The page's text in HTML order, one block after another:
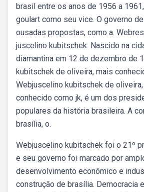
brasil entre os anos de 1956 a
goulart como seu vice. O governo
ousadas propostas, como a.
juscelino kubitschek. Nascido na
diamantina em 12 de dezembro de
kubitschek de oliveira, mais
Webjuscelino kubitschek de
conhecido como jk, é um dos
populares da história brasileira. A
brasília, o.
Webjuscelino kubitschek foi o 21º
e seu governo foi marcado por
desenvolvimento econômico e
construção de brasília. Democracia